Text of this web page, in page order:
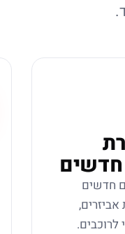
חדשים
חדשים
אביזרים,
לרוכבים.